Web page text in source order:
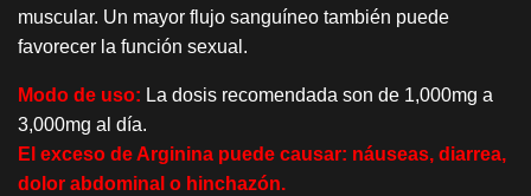
muscular. Un mayor flujo sanguíneo también puede
favorecer la función sexual.
Modo de uso: La dosis recomendada son de 1,000mg a
3,000mg al día.
El exceso de Arginina puede causar: náuseas, diarrea,
dolor abdominal o hinchazón.